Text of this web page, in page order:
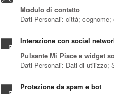
Modulo di contatto
Dati Personali: città;
Interazione con social
Pulsante Mi Piace e widget
Dati Personali: Dati di utilizzo;
Protezione da spam e bot